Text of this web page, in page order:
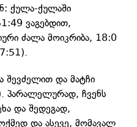
ქულა-ქულაში
ვაგებდით,
ძალა მოიკრიბა, 18:0
შევძელით და მატჩი
პარალელურად, ჩვენს
და შედეგად,
და ასევე, მომავალ